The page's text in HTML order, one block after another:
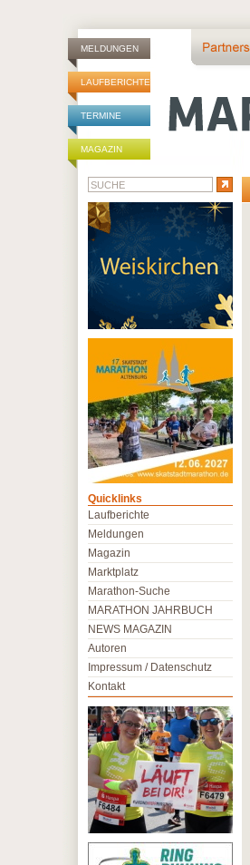
MELDUNGEN
LAUFBERICHTE
TERMINE
MAGAZIN
Quicklinks
Laufberichte
Meldungen
Magazin
Marktplatz
Marathon-Suche
MARATHON JAHRBUCH
NEWS MAGAZIN
Autoren
Impressum / Datenschutz
Kontakt